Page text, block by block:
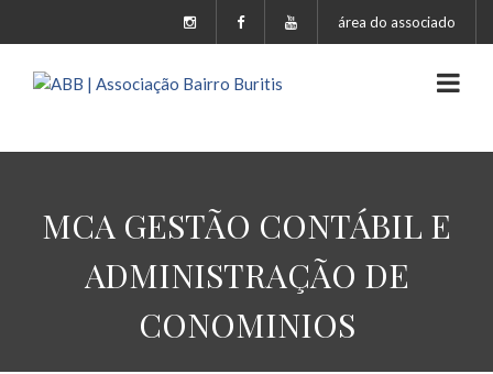
área do associado
MCA GESTÃO CONTÁBIL E
ADMINISTRAÇÃO DE
CONOMINIOS